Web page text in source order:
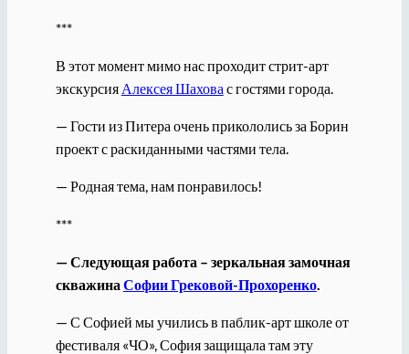
***
В этот момент мимо нас проходит стрит-арт
экскурсия Алексея Шахова с гостями города.
— Гости из Питера очень прикололись за Борин
проект с раскиданными частями тела.
— Родная тема, нам понравилось!
***
— Следующая работа – зеркальная замочная
скважина Софии Грековой-Прохоренко.
— С Софией мы учились в паблик-арт школе от
фестиваля «ЧО», София защищала там эту